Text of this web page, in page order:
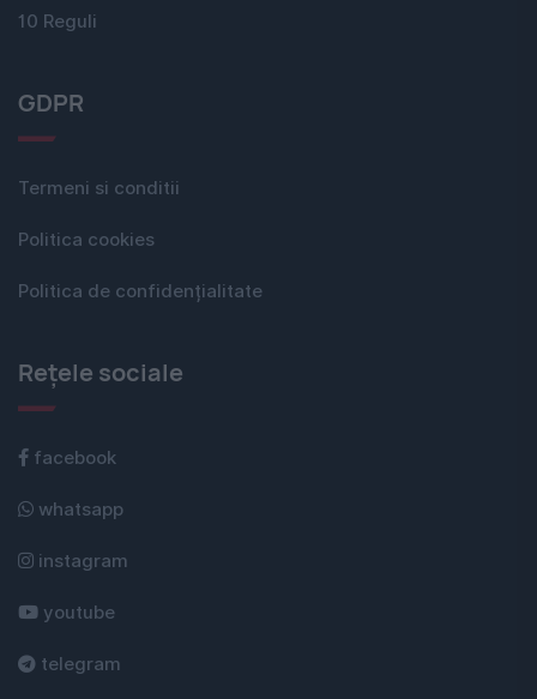
10 Reguli
GDPR
Termeni si conditii
Politica cookies
Politica de confidențialitate
Rețele sociale
facebook
whatsapp
instagram
youtube
telegram